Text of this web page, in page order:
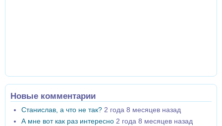
Новые комментарии
Станислав, а что не так? 2 года 8 месяцев назад
А мне вот как раз интересно 2 года 8 месяцев назад